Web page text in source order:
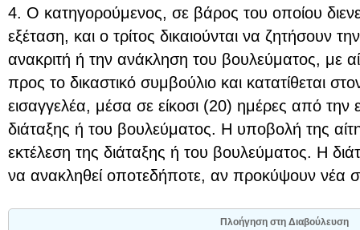
4. Ο κατηγορούμενος, σε βάρος του οποίου
εξέταση, και ο τρίτος δικαιούνται να ζητήσουν
ανακριτή ή την ανάκληση του βουλεύματος, με
προς το δικαστικό συμβούλιο και κατατίθεται
εισαγγελέα, μέσα σε είκοσι (20) ημέρες από την
διάταξης ή του βουλεύματος. Η υποβολή της
εκτέλεση της διάταξης ή του βουλεύματος. Η
να ανακληθεί οποτεδήποτε, αν προκύψουν νέα
Πλοήγηση στη Διαβούλευση